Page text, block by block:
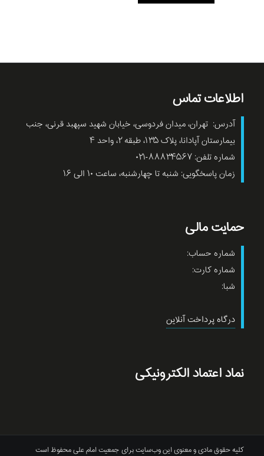
اطلاعات تماس
آدرس: تهران، میدان فردوسی، خیابان شهید سپهبد قرنی، جنب
بیمارستان آپادانا، پلاک ۱۳۵، طبقه ۲، واحد ۴
شماره تلفن: ۸۸۸۳۴۵۶۷-۰۲۱
زمان پاسخگویی: شنبه تا چهارشنبه، ساعت ۱۰ الی ۱۶
حمایت مالی
شماره حساب:
شماره کارت:
شبا:
درگاه پرداخت آنلاین
نماد اعتماد الکترونیکی
کلیه حقوق مادی و معنوی این وب‌سایت برای جمعیت امام علی محفوظ است